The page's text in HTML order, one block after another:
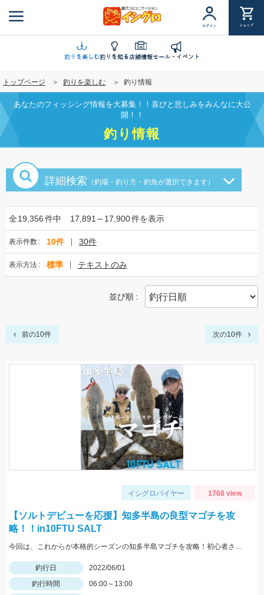
ン
に
移
動
ログイン ショップ
釣りを楽しむ釣りを知る店舗情報セール・イベント
トップページ 釣りを楽しむ 釣り情報
あなたのフィッシング情報を大募集！！喜びと悲しみをみんなに大公
開！！
釣り情報
詳細検索 （釣場・釣り方・釣魚が選択できます）
全19,356件中 17,891～17,900件を表示
表示件数 10件 30件
表示方法 標準 テキストのみ
並び順
前の10件 次の10件
イシグロバイヤー 1768 view
【ソルトデビューを応援】知多半島の良型マゴチを攻
略！！in10FTU SALT
今回は、これからが本格的シーズンの知多半島マゴチを攻略！初心者さんでも釣りやすいボートのマゴチゲームがおすすめです！！
釣行日
2022/06/01
釣行時間
06:00～13:00